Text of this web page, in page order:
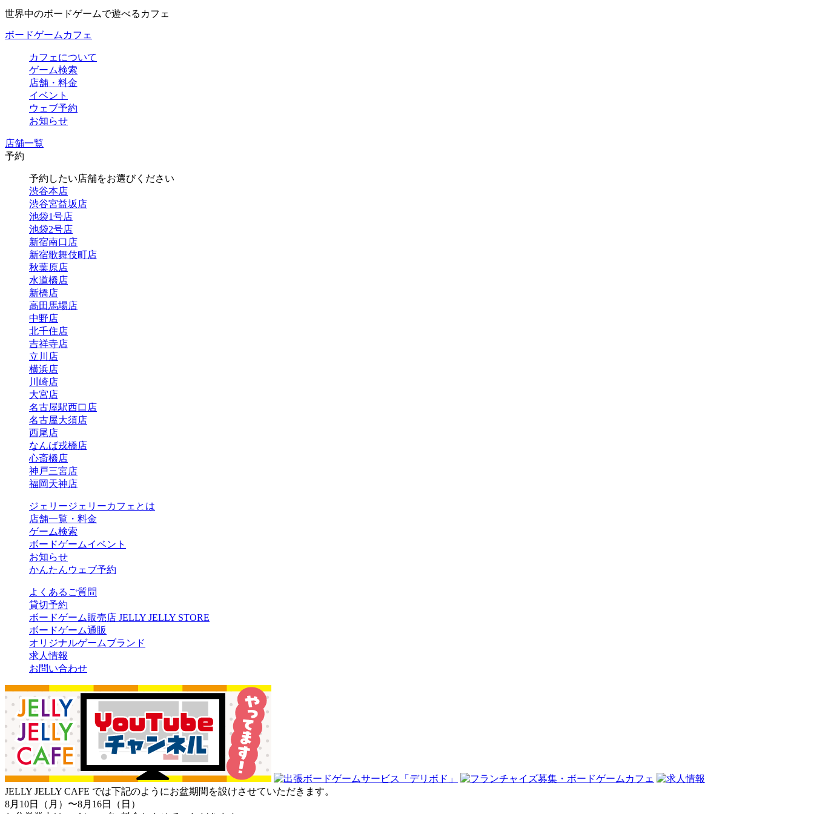
世界中のボードゲームで遊べるカフェ
ボードゲームカフェ
カフェについて
ゲーム検索
店舗・料金
イベント
ウェブ予約
お知らせ
店舗一覧
予約
予約したい店舗をお選びください
渋谷本店
渋谷宮益坂店
池袋1号店
池袋2号店
新宿南口店
新宿歌舞伎町店
秋葉原店
水道橋店
新橋店
高田馬場店
中野店
北千住店
吉祥寺店
立川店
横浜店
川崎店
大宮店
名古屋駅西口店
名古屋大須店
西尾店
なんば戎橋店
心斎橋店
神戸三宮店
福岡天神店
ジェリージェリーカフェとは
店舗一覧・料金
ゲーム検索
ボードゲームイベント
お知らせ
かんたんウェブ予約
よくあるご質問
貸切予約
ボードゲーム販売店 JELLY JELLY STORE
ボードゲーム通販
オリジナルゲームブランド
求人情報
お問い合わせ
JELLY JELLY CAFE では下記のようにお盆期間を設けさせていただきます。
8月10日（月）〜8月16日（日）